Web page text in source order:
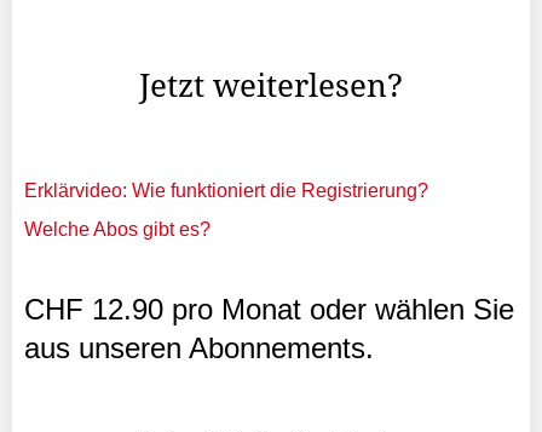
Jetzt weiterlesen?
Erklärvideo: Wie funktioniert die Registrierung?
Welche Abos gibt es?
CHF 12.90 pro Monat oder wählen Sie
aus unseren Abonnements.